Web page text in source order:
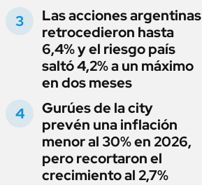
Las acciones argentinas
retrocedieron hasta
6,4% y el riesgo país
saltó 4,2% a un máximo
en dos meses
Gurúes de la city
prevén una inflación
menor al 30% en 2026,
pero recortaron el
crecimiento al 2,7%